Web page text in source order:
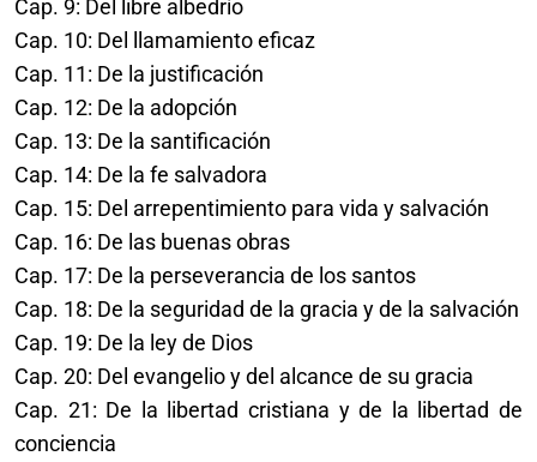
Cap. 9: Del libre albedrío
Cap. 10: Del llamamiento eficaz
Cap. 11: De la justificación
Cap. 12: De la adopción
Cap. 13: De la santificación
Cap. 14: De la fe salvadora
Cap. 15: Del arrepentimiento para vida y salvación
Cap. 16: De las buenas obras
Cap. 17: De la perseverancia de los santos
Cap. 18: De la seguridad de la gracia y de la salvación
Cap. 19: De la ley de Dios
Cap. 20: Del evangelio y del alcance de su gracia
Cap. 21: De la libertad cristiana y de la libertad de
conciencia